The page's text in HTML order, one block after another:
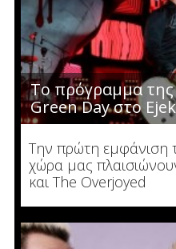
Το πρόγραμμα
Green Day στο
Την πρώτη εμφάνιση
χώρα μας
και The Overjoyed